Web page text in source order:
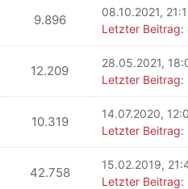
9.896
08.10.2021,
Letzter Beitrag:
12.209
28.05.2021,
Letzter Beitrag:
10.319
14.07.2020,
Letzter Beitrag:
42.758
15.02.2019,
Letzter Beitrag: